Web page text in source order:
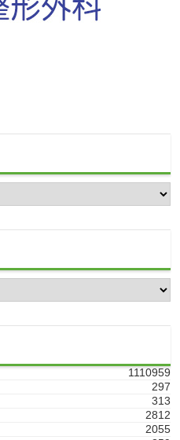
1110959
297
313
2812
2055